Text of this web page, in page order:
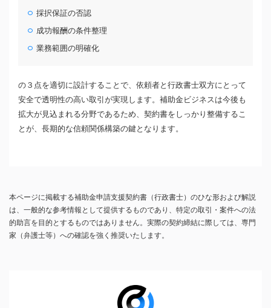
採択保証の否認
成功報酬の条件整理
業務範囲の明確化
の３点を適切に設計することで、依頼者と行政書士双方にとって
安全で透明性の高い取引が実現します。補助金ビジネスは今後も
拡大が見込まれる分野であるため、契約書をしっかり整備するこ
とが、長期的な信頼関係構築の鍵となります。
本ページに掲載する補助金申請支援契約書（行政書士）のひな形および解説
は、一般的な参考情報として提供するものであり、特定の取引・案件への法
的助言を目的とするものではありません。実際の契約締結に際しては、専門
家（弁護士等）への確認を強く推奨いたします。